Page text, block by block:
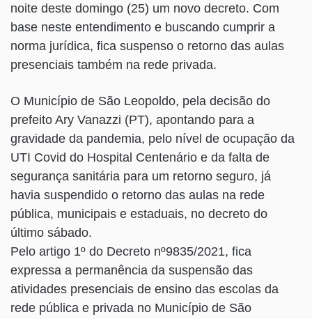
noite deste domingo (25) um novo decreto. Com
base neste entendimento e buscando cumprir a
norma jurídica, fica suspenso o retorno das aulas
presenciais também na rede privada.
O Município de São Leopoldo, pela decisão do
prefeito Ary Vanazzi (PT), apontando para a
gravidade da pandemia, pelo nível de ocupação da
UTI Covid do Hospital Centenário e da falta de
segurança sanitária para um retorno seguro, já
havia suspendido o retorno das aulas na rede
pública, municipais e estaduais, no decreto do
último sábado.
Pelo artigo 1º do Decreto nº9835/2021, fica
expressa a permanência da suspensão das
atividades presenciais de ensino das escolas da
rede pública e privada no Município de São